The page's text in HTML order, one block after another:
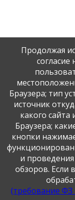
Главная Библиотека
Учебники
СКАЧАТЬ
персональных
данных".
Продолжая
согласие
Браузера; тип
источник
какого
Браузера;
кнопки
и проведения
обзоров. Если
(требование ФЗ